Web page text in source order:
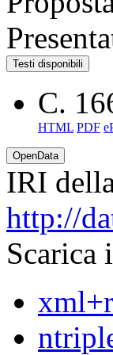
Testi disponibili
C.
HTML PDF
OpenData
IRI
http://
Scarica